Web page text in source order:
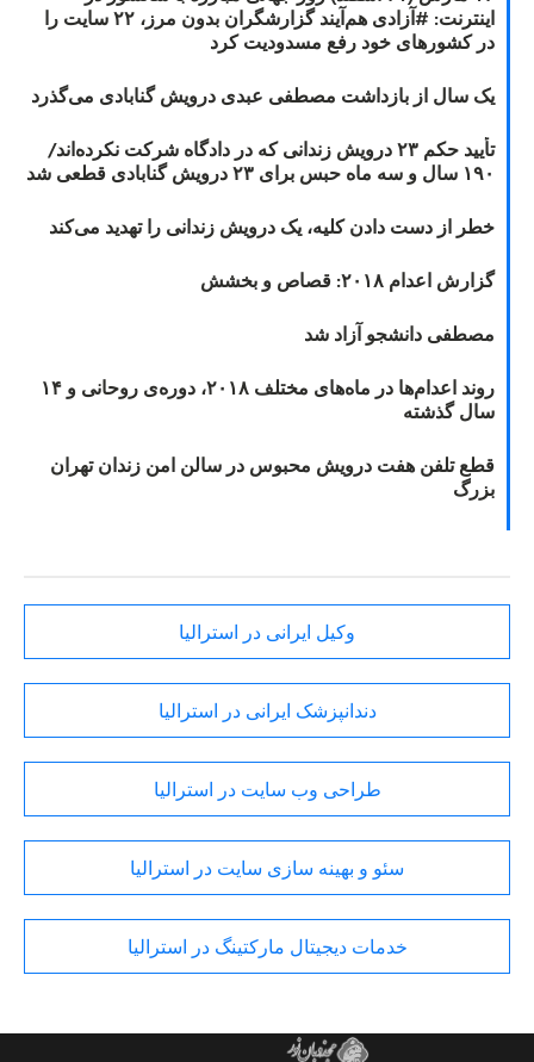
اینترنت: #آزادی هم‌آیند گزارشگران‌ بدون مرز، ۲۲ سایت را
در کشورهای خود رفع مسدودیت کرد
یک سال از بازداشت مصطفی عبدی درویش گنابادی می‌گذرد
تأیید حکم ۲۳ درویش زندانی که در دادگاه شرکت نکرده‌اند/
۱۹۰ سال و سه ماه حبس برای ۲۳ درویش گنابادی قطعی شد
خطر از دست دادن کلیه، یک درویش زندانی را تهدید می‌کند
گزارش اعدام ۲۰۱۸: قصاص و بخشش
مصطفی دانشجو آزاد شد
روند اعدام‌ها در ماه‌های مختلف ۲۰۱۸، دوره‌ی روحانی و ۱۴
سال گذشته
قطع تلفن هفت درویش محبوس در سالن امن زندان تهران
بزرگ
وکیل ایرانی در استرالیا
دندانپزشک ایرانی در استرالیا
طراحی وب سایت در استرالیا
سئو و بهینه سازی سایت در استرالیا
خدمات دیجیتال مارکتینگ در استرالیا